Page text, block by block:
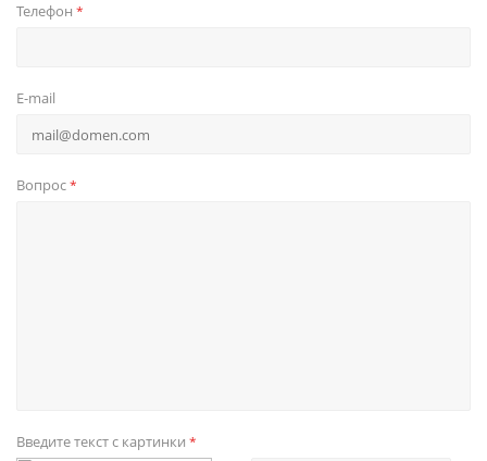
Телефон *
E-mail
Вопрос*
Введите текст с картинки *